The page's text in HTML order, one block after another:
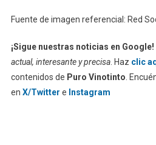
Fuente de imagen referencial: Red
¡Sigue nuestras noticias en Google!
actual, interesante y precisa. Haz clic
contenidos de Puro Vinotinto .
en X/Twitter e Instagram